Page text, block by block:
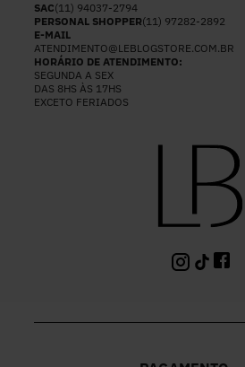
SAC(11) 94037-2794
PERSONAL SHOPPER(11) 97282-2892
E-MAIL
ATENDIMENTO@LEBLOGSTORE.COM.BR
HORÁRIO DE ATENDIMENTO:
SEGUNDA A SEX
DAS 8HS ÀS 17HS
EXCETO FERIADOS